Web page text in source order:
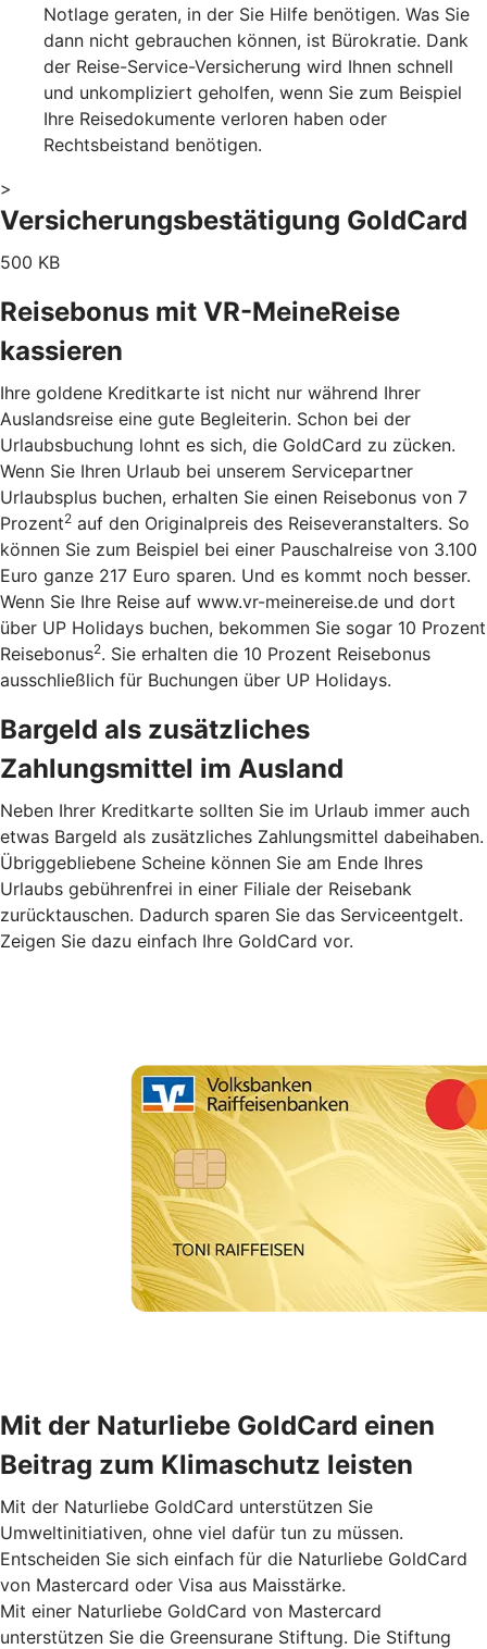
Notlage geraten, in der Sie Hilfe benötigen. Was Sie
dann nicht gebrauchen können, ist Bürokratie. Dank
der Reise-Service-Versicherung wird Ihnen schnell
und unkompliziert geholfen, wenn Sie zum Beispiel
Ihre Reisedokumente verloren haben oder
Rechtsbeistand benötigen.
>
Versicherungsbestätigung GoldCard
500 KB
Reisebonus mit VR-MeineReise
kassieren
Ihre goldene Kreditkarte ist nicht nur während Ihrer
Auslandsreise eine gute Begleiterin. Schon bei der
Urlaubsbuchung lohnt es sich, die GoldCard zu zücken.
Wenn Sie Ihren Urlaub bei unserem Servicepartner
Urlaubsplus buchen, erhalten Sie einen Reisebonus von 7
Prozent2 auf den Originalpreis des Reiseveranstalters. So
können Sie zum Beispiel bei einer Pauschalreise von 3.100
Euro ganze 217 Euro sparen. Und es kommt noch besser.
Wenn Sie Ihre Reise auf www.vr-meinereise.de und dort
über UP Holidays buchen, bekommen Sie sogar 10 Prozent
Reisebonus2. Sie erhalten die 10 Prozent Reisebonus
ausschließlich für Buchungen über UP Holidays.
Bargeld als zusätzliches
Zahlungsmittel im Ausland
Neben Ihrer Kreditkarte sollten Sie im Urlaub immer auch
etwas Bargeld als zusätzliches Zahlungsmittel dabeihaben.
Übriggebliebene Scheine können Sie am Ende Ihres
Urlaubs gebührenfrei in einer Filiale der Reisebank
zurücktauschen. Dadurch sparen Sie das Serviceentgelt.
Zeigen Sie dazu einfach Ihre GoldCard vor.
Mit der Naturliebe GoldCard einen
Beitrag zum Klimaschutz leisten
Mit der Naturliebe GoldCard unterstützen Sie
Umweltinitiativen, ohne viel dafür tun zu müssen.
Entscheiden Sie sich einfach für die Naturliebe GoldCard
von Mastercard oder Visa aus Maisstärke.
Mit einer Naturliebe GoldCard von Mastercard
unterstützen Sie die Greensurane Stiftung. Die Stiftung